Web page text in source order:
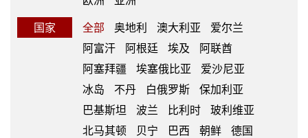
国家
全部 奥地利 澳大利亚
爱尔兰
阿富汗
阿根廷 埃及
阿联酋
阿塞拜疆
埃塞俄比亚
爱沙尼亚
冰岛
不丹 白俄罗斯
保加利亚
巴基斯坦
波兰 比利时
玻利维亚
北马其顿
贝宁 巴西 朝鲜
德国